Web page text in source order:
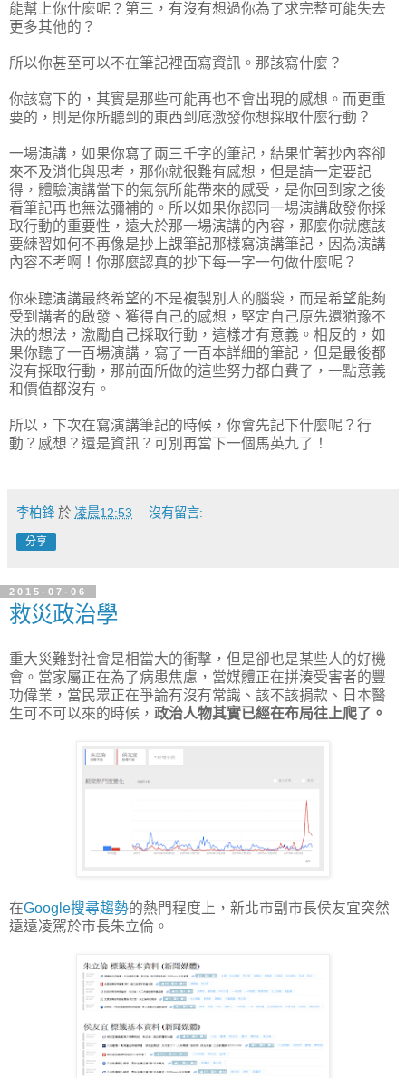
能幫上你什麼呢？第三，有沒有想過你為了求完整可能失去
更多其他的？
所以你甚至可以不在筆記裡面寫資訊。那該寫什麼？
你該寫下的，其實是那些可能再也不會出現的感想。而更重
要的，則是你所聽到的東西到底激發你想採取什麼行動？
一場演講，如果你寫了兩三千字的筆記，結果忙著抄內容卻
來不及消化與思考，那你就很難有感想，但是請一定要記
得，體驗演講當下的氣氛所能帶來的感受，是你回到家之後
看筆記再也無法彌補的。所以如果你認同一場演講啟發你採
取行動的重要性，遠大於那一場演講的內容，那麼你就應該
要練習如何不再像是抄上課筆記那樣寫演講筆記，因為演講
內容不考啊！你那麼認真的抄下每一字一句做什麼呢？
你來聽演講最終希望的不是複製別人的腦袋，而是希望能夠
受到講者的啟發、獲得自己的感想，堅定自己原先還猶豫不
決的想法，激勵自己採取行動，這樣才有意義。相反的，如
果你聽了一百場演講，寫了一百本詳細的筆記，但是最後都
沒有採取行動，那前面所做的這些努力都白費了，一點意義
和價值都沒有。
所以，下次在寫演講筆記的時候，你會先記下什麼呢？行
動？感想？還是資訊？可別再當下一個馬英九了！
李柏鋒 於 凌晨12:53 沒有留言:
分享
2015-07-06
救災政治學
重大災難對社會是相當大的衝擊，但是卻也是某些人的好機
會。當家屬正在為了病患焦慮，當媒體正在拼湊受害者的豐
功偉業，當民眾正在爭論有沒有常識、該不該捐款、日本醫
生可不可以來的時候， 政治人物其實已經在布局往上爬了。
在Google搜尋趨勢的熱門程度上，新北市副市長侯友宜突然
遠遠凌駕於市長朱立倫。